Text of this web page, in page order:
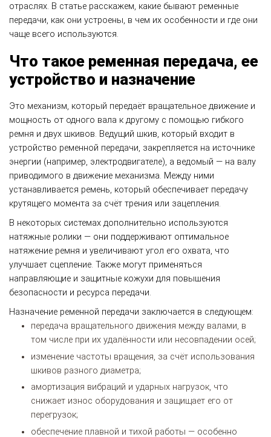
отраслях. В статье расскажем, какие бывают ременные
передачи, как они устроены, в чем их особенности и где они
чаще всего используются.
Что такое ременная передача, ее
устройство и назначение
Это механизм, который передаёт вращательное движение и
мощность от одного вала к другому с помощью гибкого
ремня и двух шкивов. Ведущий шкив, который входит в
устройство ременной передачи, закрепляется на источнике
энергии (например, электродвигателе), а ведомый — на валу
приводимого в движение механизма. Между ними
устанавливается ремень, который обеспечивает передачу
крутящего момента за счёт трения или зацепления.
В некоторых системах дополнительно используются
натяжные ролики — они поддерживают оптимальное
натяжение ремня и увеличивают угол его охвата, что
улучшает сцепление. Также могут применяться
направляющие и защитные кожухи для повышения
безопасности и ресурса передачи.
Назначение ременной передачи заключается в следующем:
передача вращательного движения между валами, в
том числе при их удалённости или несовпадении осей;
изменение частоты вращения, за счёт использования
шкивов разного диаметра;
амортизация вибраций и ударных нагрузок, что
снижает износ оборудования и защищает его от
перегрузок;
обеспечение плавной и тихой работы — особенно